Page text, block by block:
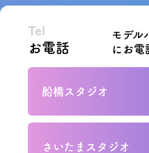
Tel
お電話
モデル
にお電
船橋スタジオ
さいたまスタジオ